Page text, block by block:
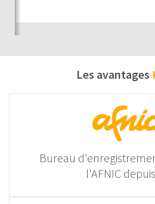
Les avantages
Bureau
l'AFNIC